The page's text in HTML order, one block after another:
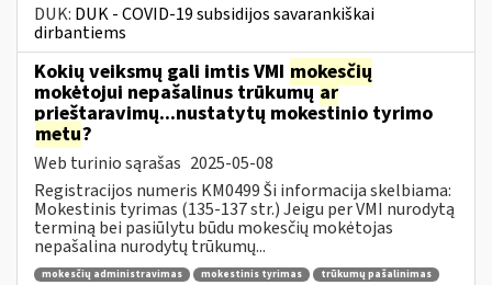
DUK: DUK - COVID-19 subsidijos savarankiškai
dirbantiems
Kokių veiksmų gali imtis VMI mokesčių
mokėtojui nepašalinus trūkumųar
prieštaravimų...nustatytų mokestinio tyrimo
metu?
Web turinio sąrašas 2025-05-08
Registracijos numeris KM0499 Ši informacija skelbiama:
Mokestinis tyrimas (135-137 str.) Jeigu per VMI nurodytą
terminą bei pasiūlytu būdu mokesčių mokėtojas
nepašalina nurodytų trūkumų...
mokesčių administravimas mokestinis tyrimas
trūkumų pašalinimas